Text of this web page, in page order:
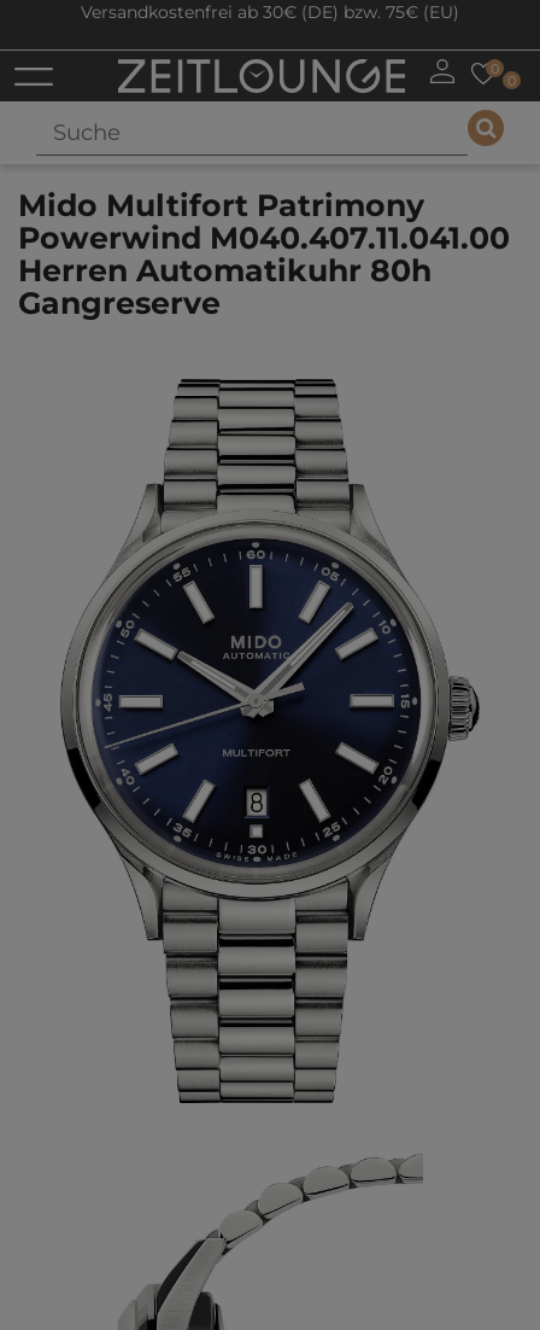
Versandkostenfrei ab 30€ (DE) bzw. 75€ (EU)
0
0
Mido Multifort Patrimony
Powerwind M040.407.11.041.00
Herren Automatikuhr 80h
Gangreserve